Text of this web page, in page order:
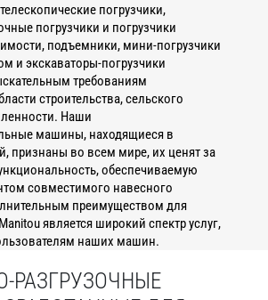
погрузчики,
погрузчики и погрузчики
подъемники, мини-погрузчики
и экскаваторы-погрузчики
требованиям
строительства, сельского
Наши
машины, находящиеся в
признаны во всем мире, их ценят за
обеспечиваемую
совместимого навесного
преимуществом для
является широкий спектр услуг,
наших машин.
РАЗГРУЗОЧНЫЕ